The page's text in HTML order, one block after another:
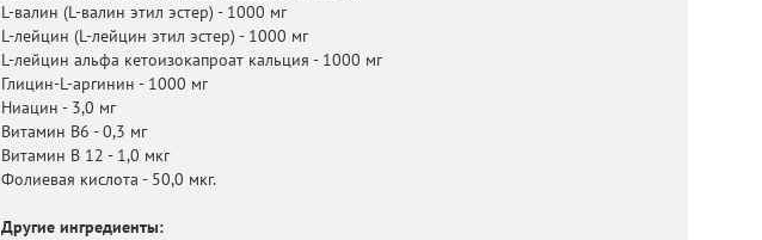
L-валин (L-валин этил эстер) - 1000 мг
L-лейцин (L-лейцин этил эстер) - 1000 мг
L-лейцин альфа кетоизокапроат кальция - 1000 мг
Глицин-L-аргинин - 1000 мг
Ниацин - 3,0 мг
Витамин В6 - 0,3 мг
Витамин В 12 - 1,0 мкг
Фолиевая кислота - 50,0 мкг.
Другие ингредиенты: